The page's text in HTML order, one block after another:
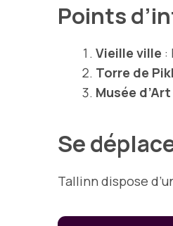
Points
Vieille ville :
Torre de
Musée d’Art
Se
Tallinn dispose